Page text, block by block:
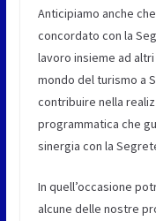
Anticipiamo anche
concordato con la
lavoro insieme ad
mondo del turismo a
contribuire nella
programmatica che
sinergia con la
In quell’occasione
alcune delle nostre